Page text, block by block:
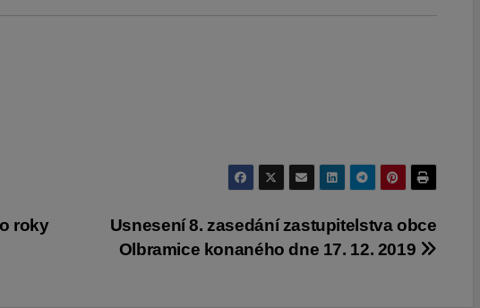
Usnesení 8. zasedání zastupitelstva obce
Olbramice konaného dne 17. 12. 2019
roky